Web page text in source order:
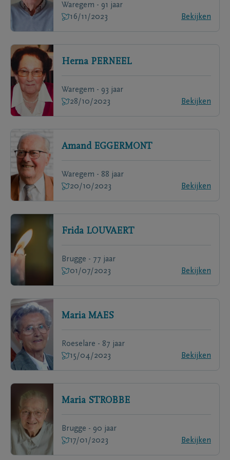
Waregem - 91 jaar
16/11/2023
Bekijken
Herna PERNEEL
Waregem - 93 jaar
28/10/2023
Bekijken
Amand EGGERMONT
Waregem - 88 jaar
20/10/2023
Bekijken
Frida LOUVAERT
Brugge - 77 jaar
01/07/2023
Bekijken
Maria MAES
Roeselare - 87 jaar
15/04/2023
Bekijken
Maria STROBBE
Brugge - 90 jaar
17/01/2023
Bekijken